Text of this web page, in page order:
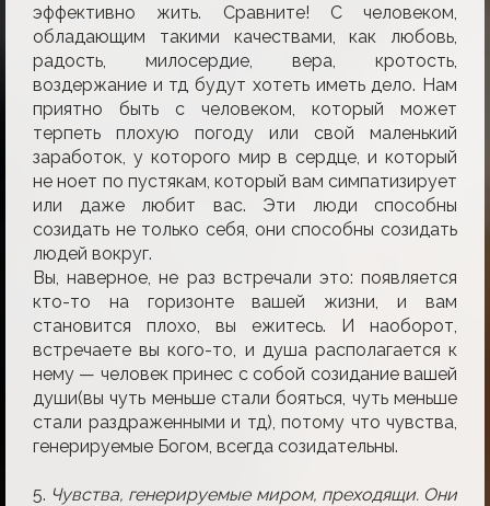
эффективно жить. Сравните! С человеком,
обладающим такими качествами, как любовь,
радость, милосердие, вера, кротость,
воздержание и тд будут хотеть иметь дело. Нам
приятно быть с человеком, который может
терпеть плохую погоду или свой маленький
заработок, у которого мир в сердце, и который
не ноет по пустякам, который вам симпатизирует
или даже любит вас. Эти люди способны
созидать не только себя, они способны созидать
людей вокруг.
Вы, наверное, не раз встречали это: появляется
кто-то на горизонте вашей жизни, и вам
становится плохо, вы ежитесь. И наоборот,
встречаете вы кого-то, и душа располагается к
нему — человек принес с собой созидание вашей
души(вы чуть меньше стали бояться, чуть меньше
стали раздраженными и тд), потому что чувства,
генерируемые Богом, всегда созидательны.
5. Чувства, генерируемые миром, преходящи. Они